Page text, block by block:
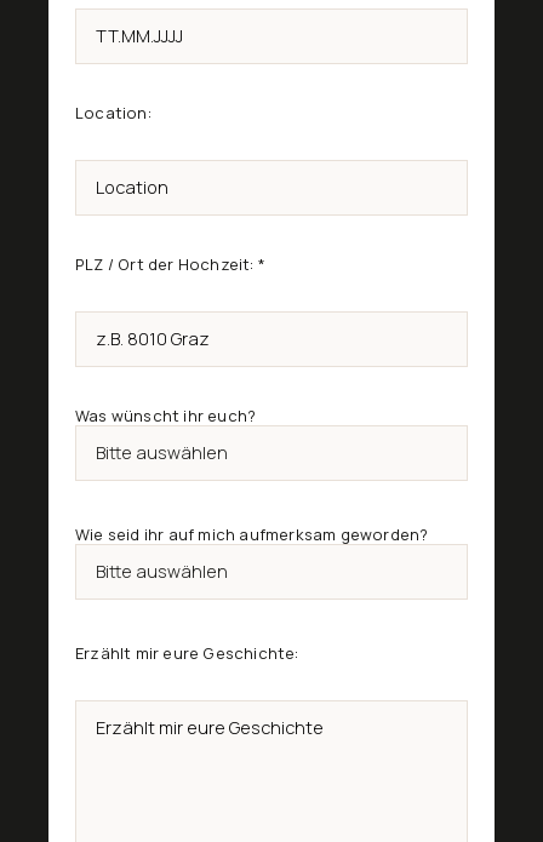
Location:
PLZ / Ort der Hochzeit: *
Was wünscht ihr euch?
Wie seid ihr auf mich aufmerksam geworden?
Erzählt mir eure Geschichte: